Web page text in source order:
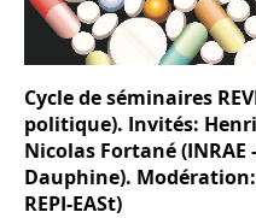
Cycle de séminaires
politique). Invités: Henri
Nicolas Fortané (INRAE
Dauphine).
REPI-EASt)